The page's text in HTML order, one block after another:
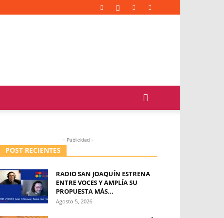
- Publicidad -
POST RECIENTES
RADIO SAN JOAQUÍN ESTRENA
ENTRE VOCES Y AMPLÍA SU
PROPUESTA MÁS...
Agosto 5, 2026